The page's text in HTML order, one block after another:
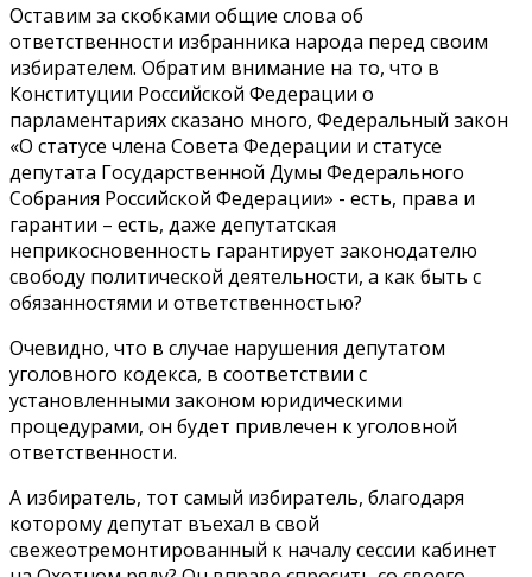
Оставим за скобками общие слова об
ответственности избранника народа перед своим
избирателем. Обратим внимание на то, что в
Конституции Российской Федерации о
парламентариях сказано много, Федеральный закон
«О статусе члена Совета Федерации и статусе
депутата Государственной Думы Федерального
Собрания Российской Федерации» - есть, права и
гарантии – есть, даже депутатская
неприкосновенность гарантирует законодателю
свободу политической деятельности, а как быть с
обязанностями и ответственностью?
Очевидно, что в случае нарушения депутатом
уголовного кодекса, в соответствии с
установленными законом юридическими
процедурами, он будет привлечен к уголовной
ответственности.
А избиратель, тот самый избиратель, благодаря
которому депутат въехал в свой
свежеотремонтированный к началу сессии кабинет